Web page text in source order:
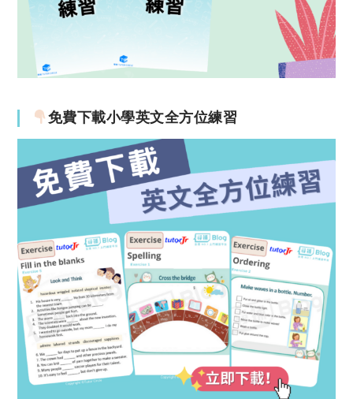
免費下載小學英文全方位練習